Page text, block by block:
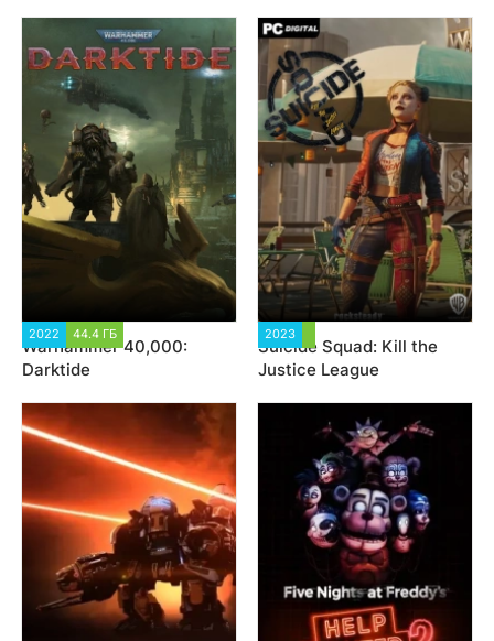
2022 44.4 ГБ
Warhammer 40,000:
Darktide
2023
Suicide Squad: Kill the
Justice League